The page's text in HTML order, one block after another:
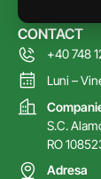
CONTACT
+40 748
Luni –
S.C.
RO
Adresa